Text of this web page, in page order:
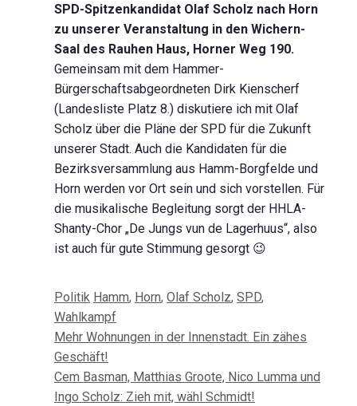
SPD-Spitzenkandidat Olaf Scholz nach Horn
zu unserer Veranstaltung in den Wichern-
Saal des Rauhen Haus, Horner Weg 190.
Gemeinsam mit dem Hammer-
Bürgerschaftsabgeordneten Dirk Kienscherf
(Landesliste Platz 8.) diskutiere ich mit Olaf
Scholz über die Pläne der SPD für die Zukunft
unserer Stadt. Auch die Kandidaten für die
Bezirksversammlung aus Hamm-Borgfelde und
Horn werden vor Ort sein und sich vorstellen. Für
die musikalische Begleitung sorgt der HHLA-
Shanty-Chor „De Jungs vun de Lagerhuus“, also
ist auch für gute Stimmung gesorgt 😉
Kategorien
Politik Schlagwörter
Hamm, Horn, Olaf Scholz, SPD,
Wahlkampf
Beitrags-
Navigation
Mehr Wohnungen in der Innenstadt. Ein zähes
Geschäft!
Cem Basman, Matthias Groote, Nico Lumma und
Ingo Scholz: Zieh mit, wähl Schmidt!